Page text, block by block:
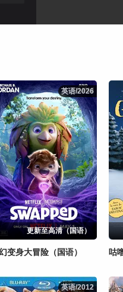
英语/2026
英语/2026
更新至高清（国语）
变身大冒险（国语） 咕
英语/2012
英语/2012